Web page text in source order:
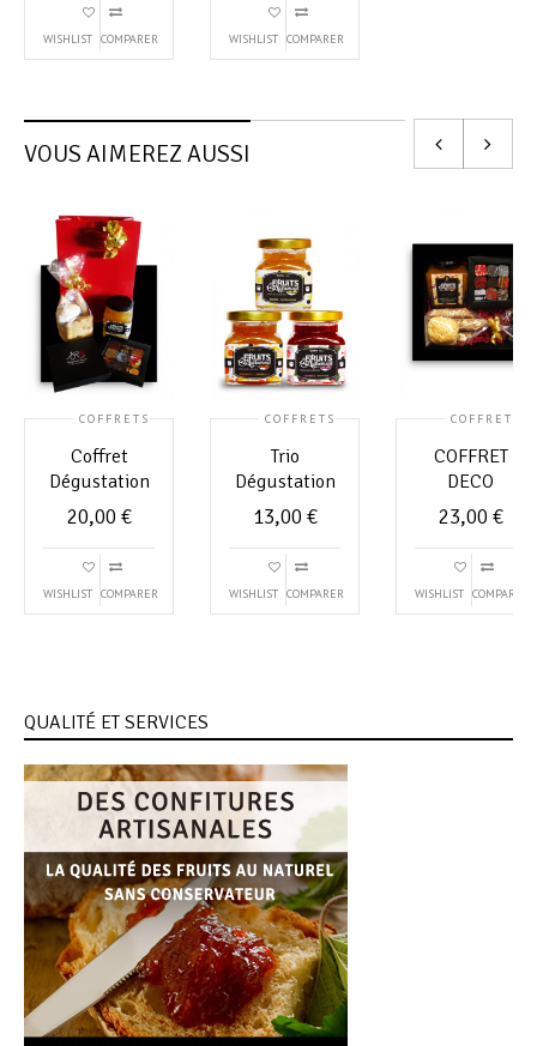
WISHLIST COMPARER WISHLIST COMPARER
VOUS AIMEREZ AUSSI
COFFRETS
Coffret
Dégustation
20,00 €
WISHLIST COMPARER
COFFRETS
Trio
Dégustation
13,00 €
WISHLIST COMPARER
COFFRETS
COFFRET
DECO
23,00 €
WISHLIST COMPARER
QUALITÉ ET SERVICES